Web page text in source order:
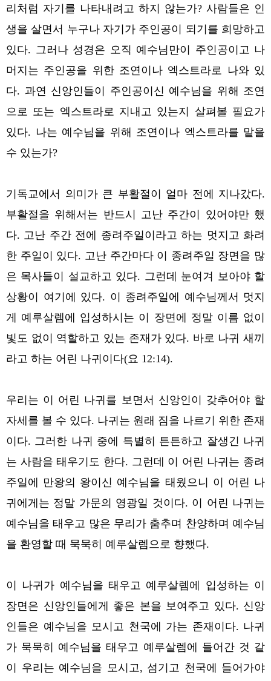
리처럼 자기를 나타내려고 하지 않는가? 사람들은 인
생을 살면서 누구나 자기가 주인공이 되기를 희망하고
있다. 그러나 성경은 오직 예수님만이 주인공이고 나
머지는 주인공을 위한 조연이나 엑스트라로 나와 있
다. 과연 신앙인들이 주인공이신 예수님을 위해 조연
으로 또는 엑스트라로 지내고 있는지 살펴볼 필요가
있다. 나는 예수님을 위해 조연이나 엑스트라를 맡을
수 있는가?
기독교에서 의미가 큰 부활절이 얼마 전에 지나갔다.
부활절을 위해서는 반드시 고난 주간이 있어야만 했
다. 고난 주간 전에 종려주일이라고 하는 멋지고 화려
한 주일이 있다. 고난 주간마다 이 종려주일 장면을 많
은 목사들이 설교하고 있다. 그런데 눈여겨 보아야 할
상황이 여기에 있다. 이 종려주일에 예수님께서 멋지
게 예루살렘에 입성하시는 이 장면에 정말 이름 없이
빛도 없이 역할하고 있는 존재가 있다. 바로 나귀 새끼
라고 하는 어린 나귀이다(요 12:14).
우리는 이 어린 나귀를 보면서 신앙인이 갖추어야 할
자세를 볼 수 있다. 나귀는 원래 짐을 나르기 위한 존재
이다. 그러한 나귀 중에 특별히 튼튼하고 잘생긴 나귀
는 사람을 태우기도 한다. 그런데 이 어린 나귀는 종려
주일에 만왕의 왕이신 예수님을 태웠으니 이 어린 나
귀에게는 정말 가문의 영광일 것이다. 이 어린 나귀는
예수님을 태우고 많은 무리가 춤추며 찬양하며 예수님
을 환영할 때 묵묵히 예루살렘으로 향했다.
이 나귀가 예수님을 태우고 예루살렘에 입성하는 이
장면은 신앙인들에게 좋은 본을 보여주고 있다. 신앙
인들은 예수님을 모시고 천국에 가는 존재이다. 나귀
가 묵묵히 예수님을 태우고 예루살렘에 들어간 것 같
이 우리는 예수님을 모시고, 섬기고 천국에 들어가야